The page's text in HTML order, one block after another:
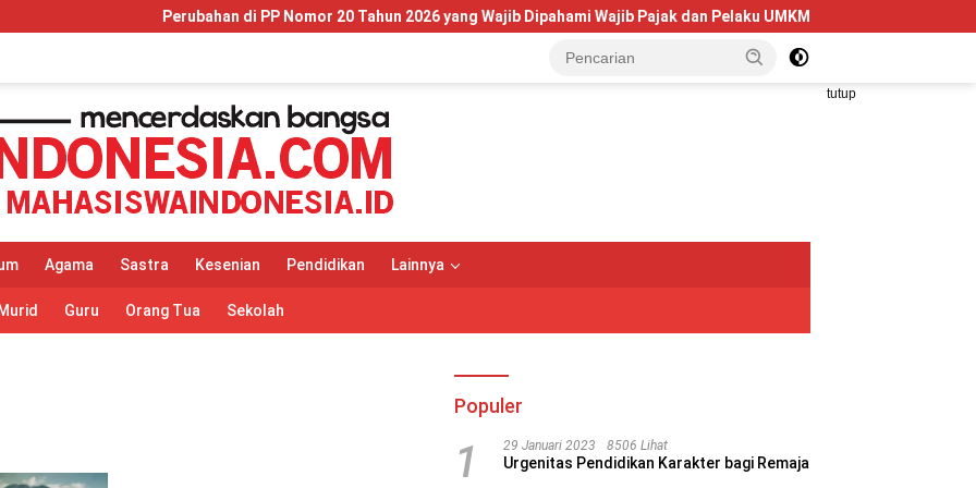
Perubahan di PP Nomor 20 Tahun 2026 yang Wajib Dipahami Wajib Pajak dan Pelaku UMKM Telkom University
tutup
Agama Sastra Kesenian Pendidikan Lainnya
Murid Guru Orang Tua Sekolah
Populer
1 29 Januari 2023 8506 Lihat
Urgenitas Pendidikan Karakter bagi Remaja